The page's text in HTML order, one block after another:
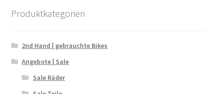
Produktkategorien
2nd Hand | gebrauchte Bikes
Angebote | Sale
Sale Räder